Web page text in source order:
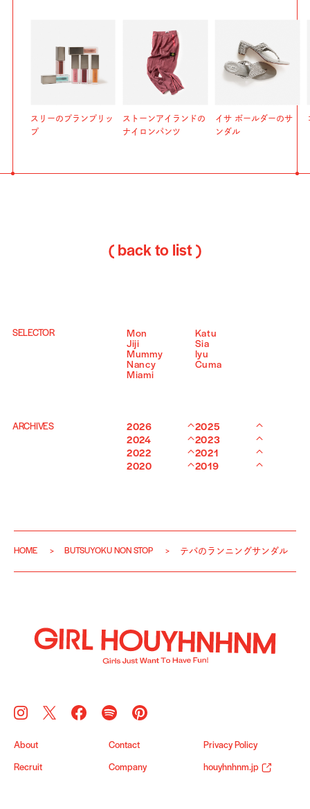
スリーのプランプリッ
プ
ストーンアイランドの
ナイロンパンツ
イサ ボールダーのサ
ンダル
( back to list )
SELECTOR Mon
Katu
Jiji
Sia
Mummy
Iyu
Nancy
Cuma
Miami
ARCHIVES 2026
2025
2024
2023
2022
2021
2020
2019
HOME BUTSUYOKU NON STOP テバのランニングサンダル
About Contact Privacy Policy
Recruit Company houyhnhnm.jp